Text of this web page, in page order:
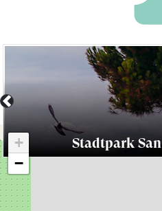
Stadtpark
Previous
+
−